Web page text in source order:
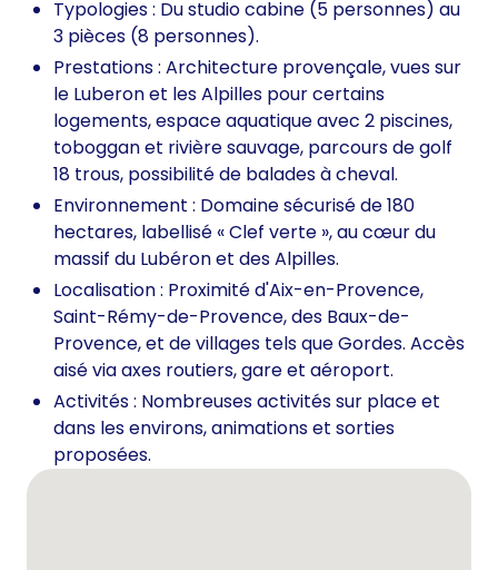
Typologies : Du studio cabine (5 personnes) au
3 pièces (8 personnes).
Prestations : Architecture provençale, vues sur
le Luberon et les Alpilles pour certains
logements, espace aquatique avec 2 piscines,
toboggan et rivière sauvage, parcours de golf
18 trous, possibilité de balades à cheval.
Environnement : Domaine sécurisé de 180
hectares, labellisé « Clef verte », au cœur du
massif du Lubéron et des Alpilles.
Localisation : Proximité d'Aix-en-Provence,
Saint-Rémy-de-Provence, des Baux-de-
Provence, et de villages tels que Gordes. Accès
aisé via axes routiers, gare et aéroport.
Activités : Nombreuses activités sur place et
dans les environs, animations et sorties
proposées.